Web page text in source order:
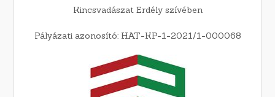
Kincsvadászat Erdély szívében
Pályázati azonosító: HAT-KP-1-2021/1-000068